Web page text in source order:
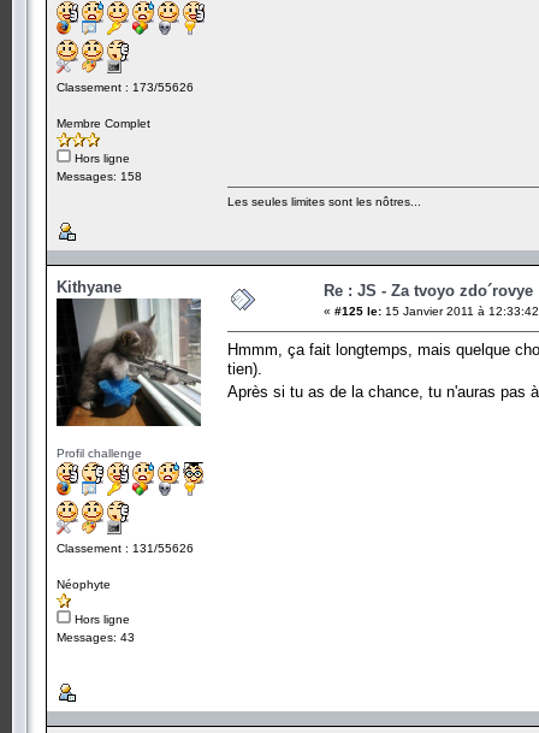
Classement : 173/55626
Membre Complet
Hors ligne
Messages: 158
Les seules limites sont les nôtres...
Kithyane
Profil challenge
Classement : 131/55626
Néophyte
Hors ligne
Messages: 43
Re : JS - Za tvoyo zdo´rovye
« #125 le: 15 Janvier 2011 à
Hmmm, ça fait longtemps, mais quelque
tien).
Après si tu as de la chance, tu n'auras pas